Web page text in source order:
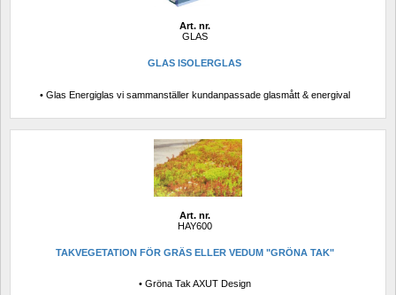
Art. nr.
GLAS
GLAS ISOLERGLAS
• Glas Energiglas vi sammanställer kundanpassade glasmått & energival
Art. nr.
HAY600
TAKVEGETATION FÖR GRÄS ELLER VEDUM "GRÖNA TAK"
• Gröna Tak AXUT Design